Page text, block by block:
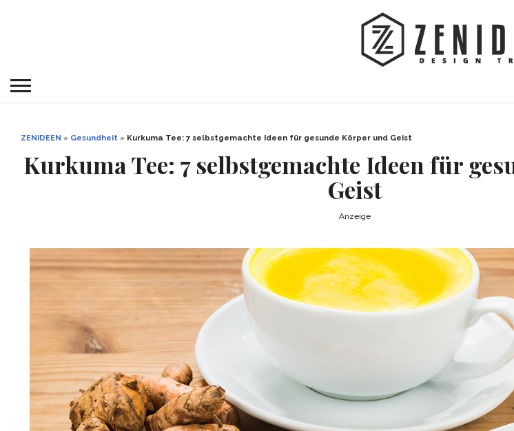
ZENIDEEN » Gesundheit » Kurkuma Tee: 7 selbstgemachte Ideen für gesunde Körper und Geist
Kurkuma Tee: 7 selbstgemachte Ideen für
Geist
Anzeige